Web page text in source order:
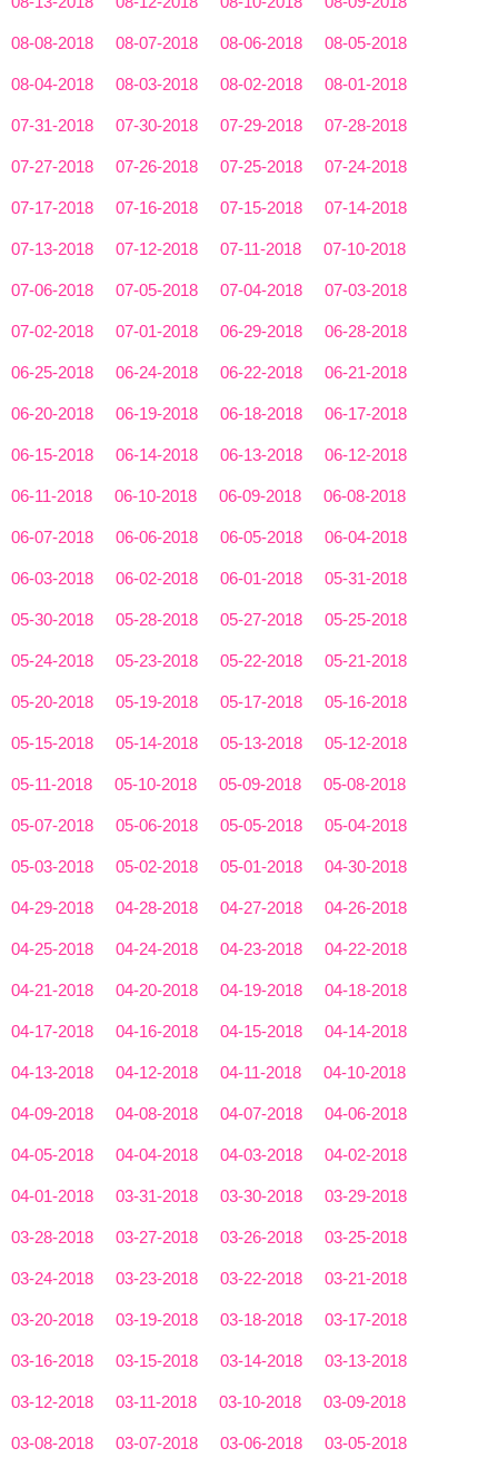
08-08-2018 08-07-2018 08-06-2018 08-05-2018
08-04-2018 08-03-2018 08-02-2018 08-01-2018
07-31-2018 07-30-2018 07-29-2018 07-28-2018
07-27-2018 07-26-2018 07-25-2018 07-24-2018
07-17-2018 07-16-2018 07-15-2018 07-14-2018
07-13-2018 07-12-2018 07-11-2018 07-10-2018
07-06-2018 07-05-2018 07-04-2018 07-03-2018
07-02-2018 07-01-2018 06-29-2018 06-28-2018
06-25-2018 06-24-2018 06-22-2018 06-21-2018
06-20-2018 06-19-2018 06-18-2018 06-17-2018
06-15-2018 06-14-2018 06-13-2018 06-12-2018
06-11-2018 06-10-2018 06-09-2018 06-08-2018
06-07-2018 06-06-2018 06-05-2018 06-04-2018
06-03-2018 06-02-2018 06-01-2018 05-31-2018
05-30-2018 05-28-2018 05-27-2018 05-25-2018
05-24-2018 05-23-2018 05-22-2018 05-21-2018
05-20-2018 05-19-2018 05-17-2018 05-16-2018
05-15-2018 05-14-2018 05-13-2018 05-12-2018
05-11-2018 05-10-2018 05-09-2018 05-08-2018
05-07-2018 05-06-2018 05-05-2018 05-04-2018
05-03-2018 05-02-2018 05-01-2018 04-30-2018
04-29-2018 04-28-2018 04-27-2018 04-26-2018
04-25-2018 04-24-2018 04-23-2018 04-22-2018
04-21-2018 04-20-2018 04-19-2018 04-18-2018
04-17-2018 04-16-2018 04-15-2018 04-14-2018
04-13-2018 04-12-2018 04-11-2018 04-10-2018
04-09-2018 04-08-2018 04-07-2018 04-06-2018
04-05-2018 04-04-2018 04-03-2018 04-02-2018
04-01-2018 03-31-2018 03-30-2018 03-29-2018
03-28-2018 03-27-2018 03-26-2018 03-25-2018
03-24-2018 03-23-2018 03-22-2018 03-21-2018
03-20-2018 03-19-2018 03-18-2018 03-17-2018
03-16-2018 03-15-2018 03-14-2018 03-13-2018
03-12-2018 03-11-2018 03-10-2018 03-09-2018
03-08-2018 03-07-2018 03-06-2018 03-05-2018